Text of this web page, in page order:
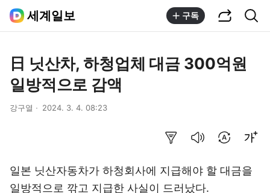
세계일보 구독
日 닛산차, 하청업체 대금 300억원
일방적으로 감액
강구열 2024. 3. 4. 08:23
일본 닛산자동차가 하청회사에 지급해야 할 대금을
일방적으로 깎고 지급한 사실이 드러났다.